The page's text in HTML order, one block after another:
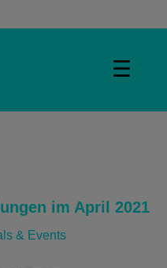
☰
im April 2021
& Events